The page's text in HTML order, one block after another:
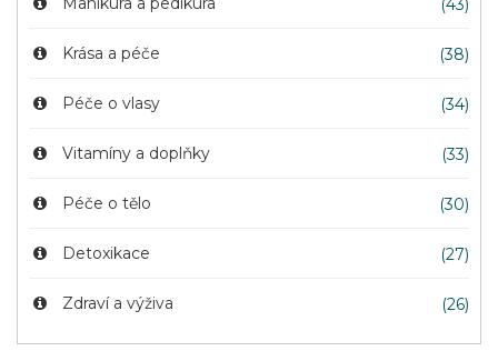
(43)
Krása a péče (38)
Péče o vlasy (34)
Vitamíny a doplňky (33)
Péče o tělo (30)
Detoxikace (27)
Zdraví a výživa (26)